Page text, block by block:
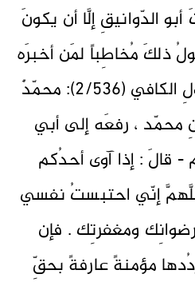
الدّوانيقِ إلَّا أن يكونَ
ذلكَ مُخاطِباً لمَن أخبرَه
أنّه مات . 5- وفي أصولِ الكافي (2/536): محمّدٌ
، رفعَه إلى أبي
- قالَ : إذا آوى أحدُكم
إنّي احتبستُ نفسي
ومغفرتِك . فإن
مؤمنةً عارفةً بحقِّ